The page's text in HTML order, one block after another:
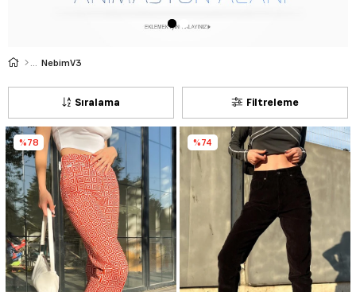
NebimV3
Filtreleme
Sıralama
%78 %74